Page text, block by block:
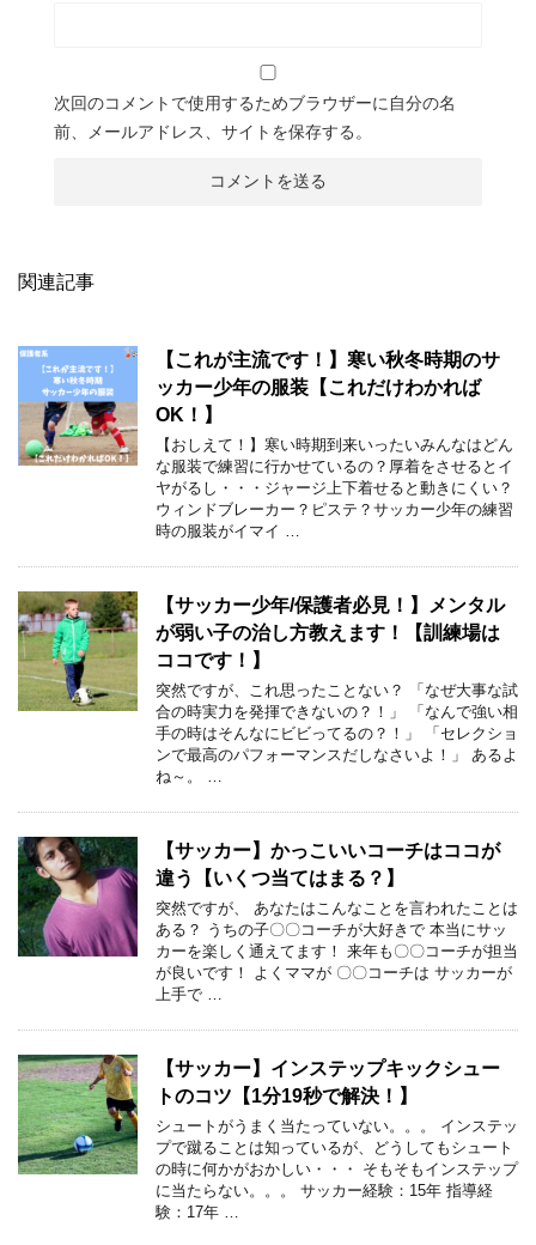
次回のコメントで使用するためブラウザーに自分の名
前、メールアドレス、サイトを保存する。
関連記事
【これが主流です！】寒い秋冬時期のサ
ッカー少年の服装【これだけわかれば
OK！】
【おしえて！】寒い時期到来いったいみんなはどん
な服装で練習に行かせているの？厚着をさせるとイ
ヤがるし・・・ジャージ上下着せると動きにくい？
ウィンドブレーカー？ピステ？サッカー少年の練習
時の服装がイマイ …
【サッカー少年/保護者必見！】メンタル
が弱い子の治し方教えます！【訓練場は
ココです！】
突然ですが、これ思ったことない？ 「なぜ大事な試
合の時実力を発揮できないの？！」 「なんで強い相
手の時はそんなにビビってるの？！」 「セレクショ
ンで最高のパフォーマンスだしなさいよ！」 あるよ
ね～。 …
【サッカー】かっこいいコーチはココが
違う【いくつ当てはまる？】
突然ですが、 あなたはこんなことを言われたことは
ある？ うちの子〇〇コーチが大好きで 本当にサッ
カーを楽しく通えてます！ 来年も〇〇コーチが担当
が良いです！ よくママが 〇〇コーチは サッカーが
上手で …
【サッカー】インステップキックシュー
トのコツ【1分19秒で解決！】
シュートがうまく当たっていない。。。 インステッ
プで蹴ることは知っているが、どうしてもシュート
の時に何かがおかしい・・・ そもそもインステップ
に当たらない。。。 サッカー経験：15年 指導経
験：17年 …